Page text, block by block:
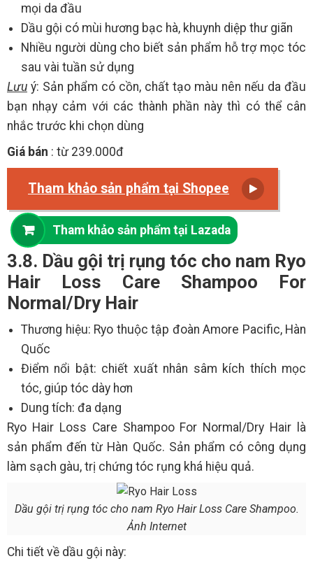
mọi da đầu
Dầu gội có mùi hương bạc hà, khuynh diệp thư giãn
Nhiều người dùng cho biết sản phẩm hỗ trợ mọc tóc
sau vài tuần sử dụng
Lưu ý: Sản phẩm có cồn, chất tạo màu nên nếu da đầu
bạn nhạy cảm với các thành phần này thì có thể cân
nhắc trước khi chọn dùng
Giá bán : từ 239.000đ
Tham khảo sản phẩm tại Shopee
Tham khảo sản phẩm tại Lazada
3.8. Dầu gội trị rụng tóc cho nam Ryo
Hair Loss Care Shampoo For
Normal/Dry Hair
Thương hiệu: Ryo thuộc tập đoàn Amore Pacific, Hàn
Quốc
Điểm nổi bật: chiết xuất nhân sâm kích thích mọc
tóc, giúp tóc dày hơn
Dung tích: đa dạng
Ryo Hair Loss Care Shampoo For Normal/Dry Hair là
sản phẩm đến từ Hàn Quốc. Sản phẩm có công dụng
làm sạch gàu, trị chứng tóc rụng khá hiệu quả.
Dầu gội trị rụng tóc cho nam Ryo Hair Loss Care Shampoo.
Ảnh Internet
Chi tiết về dầu gội này: